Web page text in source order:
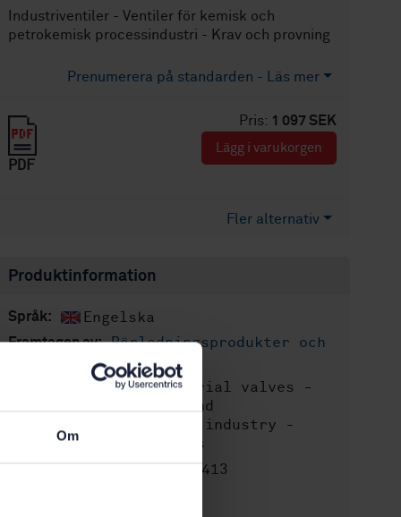
Om
Industriventiler - Ventiler för kemisk och
petrokemisk processindustri - Krav och provning
Prenumerera på standarden - Läs mer
Pris: 1 097 SEK
PDF
Lägg i varukorgen
Fler alternativ
Produktinformation
Språk: Engelska
Framtagen av:
Rörledningsprodukter och
ventiler, SIS/TK 118
Internationell titel:Industrial valves -
Valves for chemical and
petrochemical process industry -
Requirements and tests
STD-80025413